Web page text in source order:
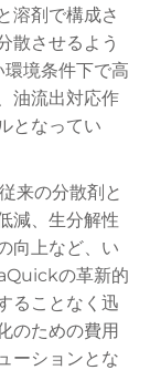
溶剤で構成さ
散させるよう
境条件下で高
油流出対応作
となってい
来の分散剤と
減、生分解性
向上など、い
の革新的
ることなく迅
のための費用
ーションとな